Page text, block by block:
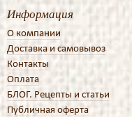
Информация
О компании
Доставка и самовывоз
Контакты
Оплата
БЛОГ. Рецепты и статьи
Публичная оферта